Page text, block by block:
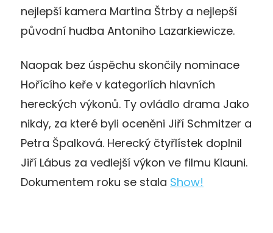
nejlepší kamera Martina Štrby a nejlepší
původní hudba Antoniho Lazarkiewicze.
Naopak bez úspěchu skončily nominace
Hořícího keře v kategoriích hlavních
hereckých výkonů. Ty ovládlo drama Jako
nikdy, za které byli oceněni Jiří Schmitzer a
Petra Špalková. Herecký čtyřlístek doplnil
Jiří Lábus za vedlejší výkon ve filmu Klauni.
Dokumentem roku se stala Show!